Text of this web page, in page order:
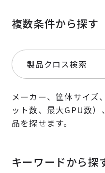
複数条件から探す
製品クロス検索
メーカー、筐体サイズ
ット数、最大GPU数
品を探せます。
キーワードから探